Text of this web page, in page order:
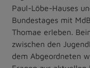
Paul-Löbe-Hauses
Bundestages mit
Thomae erleben.
zwischen den
dem Abgeordneten